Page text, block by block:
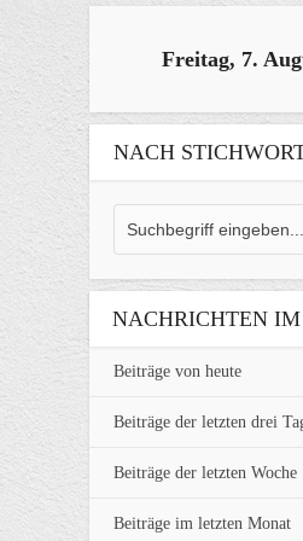
Freitag, 7.
NACH
NACHRICHTEN
Beiträge von heute
Beiträge der letzten drei
Beiträge der letzten Woche
Beiträge im letzten Monat